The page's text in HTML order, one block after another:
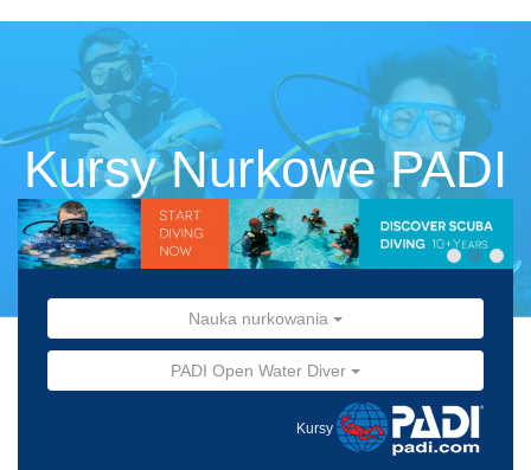
Kursy Nurkowe PADI
Nauka nurkowania
PADI Open Water Diver
Kursy